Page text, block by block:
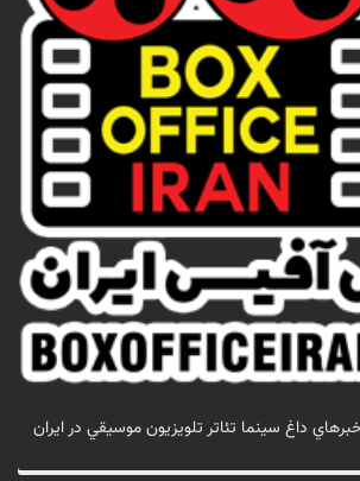
داغ سينما تئاتر تلويزيون موسيقي در ايران